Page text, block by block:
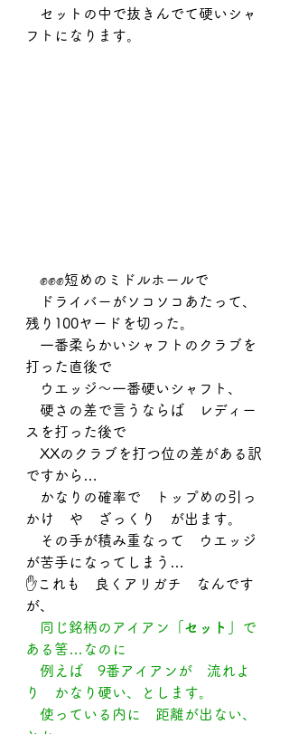
セットの中で抜きんでて硬いシャ
フトになります。
✊✊✊短めのミドルホールで
ドライバーがソコソコあたって、
残り100ヤードを切った。
一番柔らかいシャフトのクラブを
打った直後で
ウエッジ～一番硬いシャフト、
硬さの差で言うならば　レディー
スを打った後で
XXのクラブを打つ位の差がある訳
ですから…
かなりの確率で　トップめの引っ
かけ　や　ざっくり　が出ます。
その手が積み重なって　ウエッジ
が苦手になってしまう…
✋これも　良くアリガチ　なんです
が、
同じ銘柄のアイアン
「セット」
で
ある筈…なのに
例えば　9番アイアンが　流れよ
り　かなり硬い、とします。
使っている内に　距離が出ない、